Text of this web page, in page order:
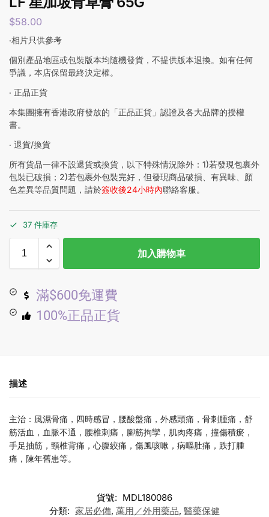
$58.00
‧相片只供參考
個別產品地區或包裝版本均隨機發貨，不提供版本退換。如有任何
爭議，本店保留最終決定權。
‧ 正品正貨
本集團擁有香港政府發放的「正品正貨」認證及各大品牌的授權
書。
‧ 退貨/換貨
所有貨品一律不設退貨或換貨，以下特殊情況除外：1)若發現包裹外
包裝已破損；2)若包裹外包裝完好，但發現商品破損、有異味、顏
色差異等品質問題，請於簽收後24小時內聯絡客服。
37 件庫存
加入購物車
滿$600免運費
100%正品正貨
描述
主治：風濕骨痛，四時感冒，腰酸盤痛，外感頭痛，骨刺腫痛，舒
筋活血，血脈不通，腰椎刺痛，腳筋拘孿，肌肉疼痛，撞傷積瘀，
手足抽筋，頸椎背痛，心腹絞痛，傷風咳嗽，病嘔肚痛，跌打腫
痛，陳年舊患等。
貨號: MDL180086
分類: 家居必備, 萬用／外用藥品, 醫藥保健